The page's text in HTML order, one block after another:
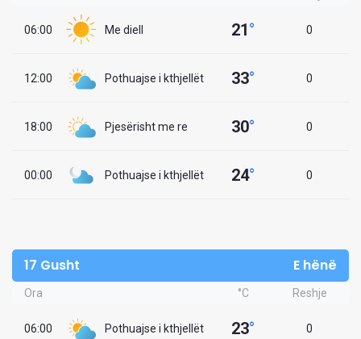
06:00 Me diell 21° 0
12:00 Pothuajse i kthjellët 33° 0
18:00 Pjesërisht me re 30° 0
00:00 Pothuajse i kthjellët 24° 0
17 Gusht E hënë
Ora °C Reshje
06:00 Pothuajse i kthjellët 23° 0